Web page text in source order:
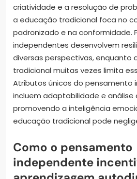
criatividade e a resolução de
a educação tradicional foca no
padronizado e na conformidade.
independentes desenvolvem
diversas perspectivas, enquanto
tradicional muitas vezes limita
Atributos únicos do pensamento
incluem adaptabilidade e análise
promovendo a inteligência
educação tradicional pode
Como o pensamento
independente